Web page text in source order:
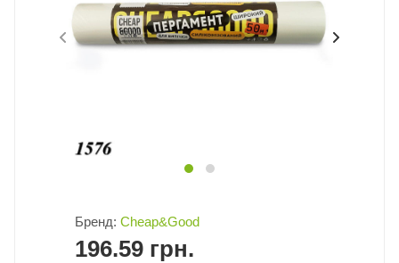
Бренд: Cheap&Good
196.59 грн.